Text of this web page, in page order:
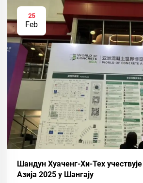
25
Feb
Шандун Хуаченг-Хи-Тех
Азија 2025 у Шангају